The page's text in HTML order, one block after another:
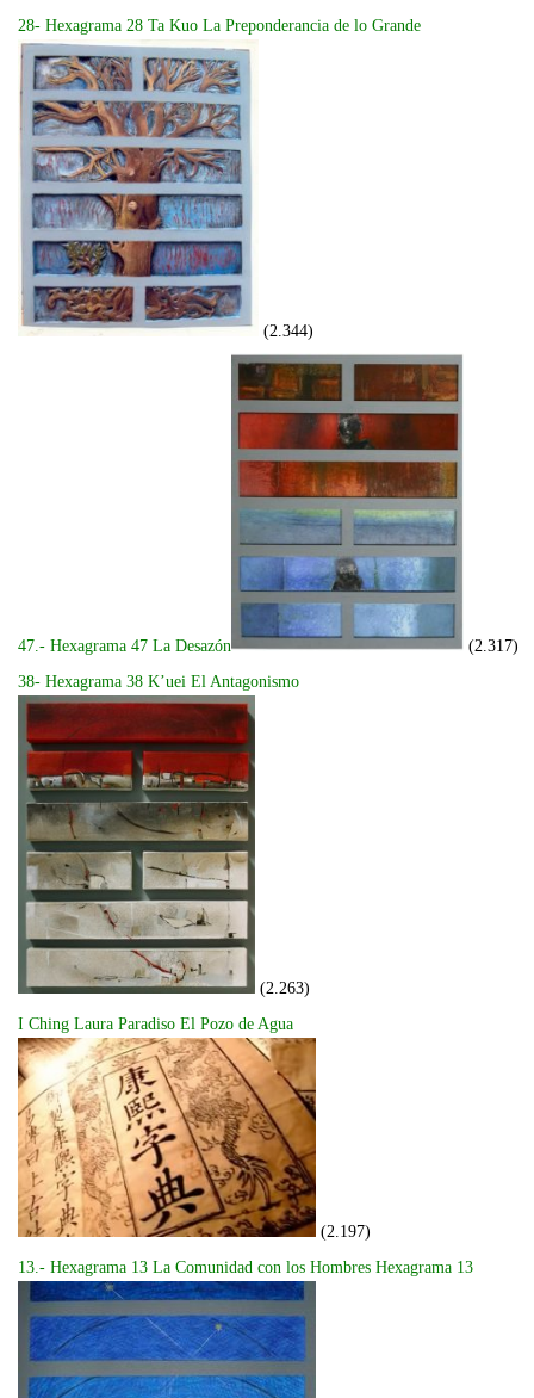
28- Hexagrama 28 Ta Kuo La Preponderancia de lo Grande
(2.344)
47.- Hexagrama 47 La Desazón
(2.317)
38- Hexagrama 38 K’uei El Antagonismo
(2.263)
I Ching Laura Paradiso El Pozo de Agua
(2.197)
13.- Hexagrama 13 La Comunidad con los Hombres Hexagrama 13